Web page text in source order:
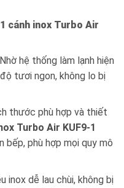
cánh inox Turbo Air
hệ thống làm lạnh hiện
tươi ngon, không lo bị
thước phù hợp và thiết
Turbo Air KUF9-1
bếp, phù hợp mọi quy mô
inox dễ lau chùi, không bị